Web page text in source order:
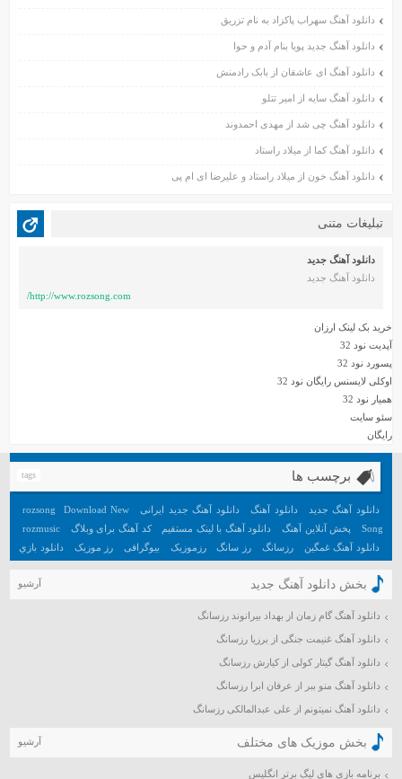
آبان ۱۴۰۰
مهر ۱۴۰۰
شهریور ۱۴۰۰
مرداد ۱۴۰۰
دی ۱۳۹۹
آذر ۱۳۹۹
مهر ۱۳۹۹
شهریور ۱۳۹۹
مرداد ۱۳۹۹
خرداد ۱۳۹۹
اردیبهشت ۱۳۹۹
فروردین ۱۳۹۹
اسفند ۱۳۹۸
بهمن ۱۳۹۸
دی ۱۳۹۸
آذر ۱۳۹۸
مهر ۱۳۹۸
شهریور ۱۳۹۸
مرداد ۱۳۹۸
تیر ۱۳۹۸
خرداد ۱۳۹۸
اردیبهشت ۱۳۹۸
اسفند ۱۳۹۷
بهمن ۱۳۹۷
دانلود آهنگ سهراب پاکزاد به نام تزریق
دانلود آهنگ جدید پویا بنام آدم و حوا
دانلود آهنگ ای عاشقان از بابک رادمنش
دانلود آهنگ سایه از امیر تتلو
دانلود آهنگ چی شد از مهدی احمدوند
دانلود آهنگ کما از میلاد راستاد
دانلود آهنگ خون از میلاد راستاد و علیرضا ای ام پی
تبلیغات متنی
دانلود آهنگ جدید
دانلود آهنگ جدید
http://www.rozsong.com/
خرید بک لینک ارزان
آپدیت نود 32
پسورد نود 32
اوکلی لایسنس رایگان نود 32
همیار نود 32
سئو سایت
رایگان
برچسب ها tags
دانلود آهنگ جدید دانلود آهنگ دانلود آهنگ جدید ایرانی rozsong
Download New
Song
پخش آنلاین آهنگ دانلود آهنگ با لینک مستقیم کد آهنگ برای وبلاگ
rozmusic
دانلود آهنگ غمگین
رزسانگ رز سانگ رزموزیک بیوگرافی رز موزیک
دانلود بازي
بخش دانلود آهنگ جدید آرشیو
دانلود آهنگ گام زمان از بهداد بیرانوند رزسانگ
دانلود آهنگ غنیمت جنگی از برزیا رزسانگ
دانلود آهنگ گیتار کولی از کیارش رزسانگ
دانلود آهنگ منو ببر از عرفان ابرا رزسانگ
دانلود آهنگ نمیتونم از علی عبدالمالکی رزسانگ
بخش موزیک های مختلف آرشیو
برنامه بازی های لیگ برتر انگلیس